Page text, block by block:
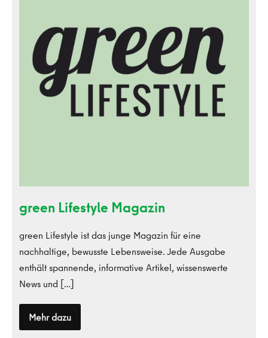
green Lifestyle Magazin
green Lifestyle ist das junge Magazin für eine
nachhaltige, bewusste Lebensweise. Jede Ausgabe
enthält spannende, informative Artikel, wissenswerte
News und […]
Mehr dazu
green
Lifestyle